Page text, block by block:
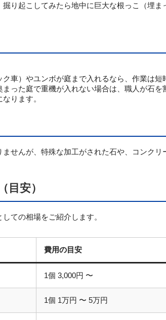
掘り起こしてみたら地中に巨大な根っこ（埋
車）やユンボが庭まで入れるなら、作業は短
った庭で重機が入れない場合は、職人が石
ります。
せんが、特殊な加工がされた石や、コンク
目安）
ての相場をご紹介します。
費用の目安
1個 3,000円 〜
1個 1万円 〜 5万円